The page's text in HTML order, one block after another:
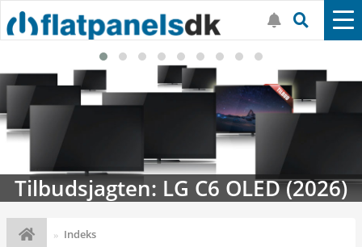
Tilbudsjagten: LG C6 OLED (2026)
Indeks